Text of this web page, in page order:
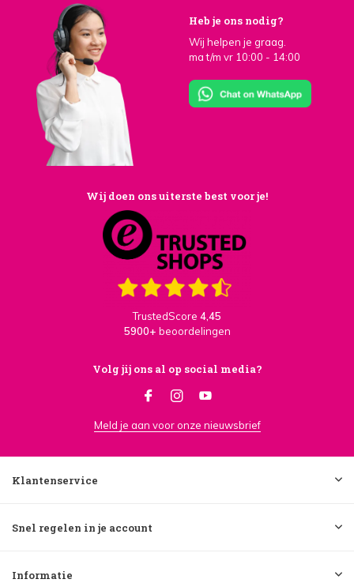
Heb je ons nodig?
Wij helpen je graag.
ma t/m vr 10:00 - 14:00
Wij doen ons uiterste best voor je!
TrustedScore 4,45
5900+ beoordelingen
Volg jij ons al op social media?
Meld je aan voor onze nieuwsbrief
Klantenservice
Snel regelen in je account
Informatie